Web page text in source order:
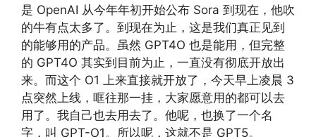
是 OpenAI 从今年年初开始公布 Sora 到现在，他吹
的牛有点太多了。到现在为止，这是我们真正见到
的能够用的产品。虽然 GPT4O 也是能用，但完整
的 GPT4O 其实到目前为止，一直没有彻底开放出
来。而这个 O1 上来直接就开放了，今天早上凌晨 3
点突然上线，哐往那一挂，大家愿意用的都可以去
用了。我自己也去用去了。他呢，也换了一个名
字，叫 GPT-O1。所以呢，这就不是 GPT5。